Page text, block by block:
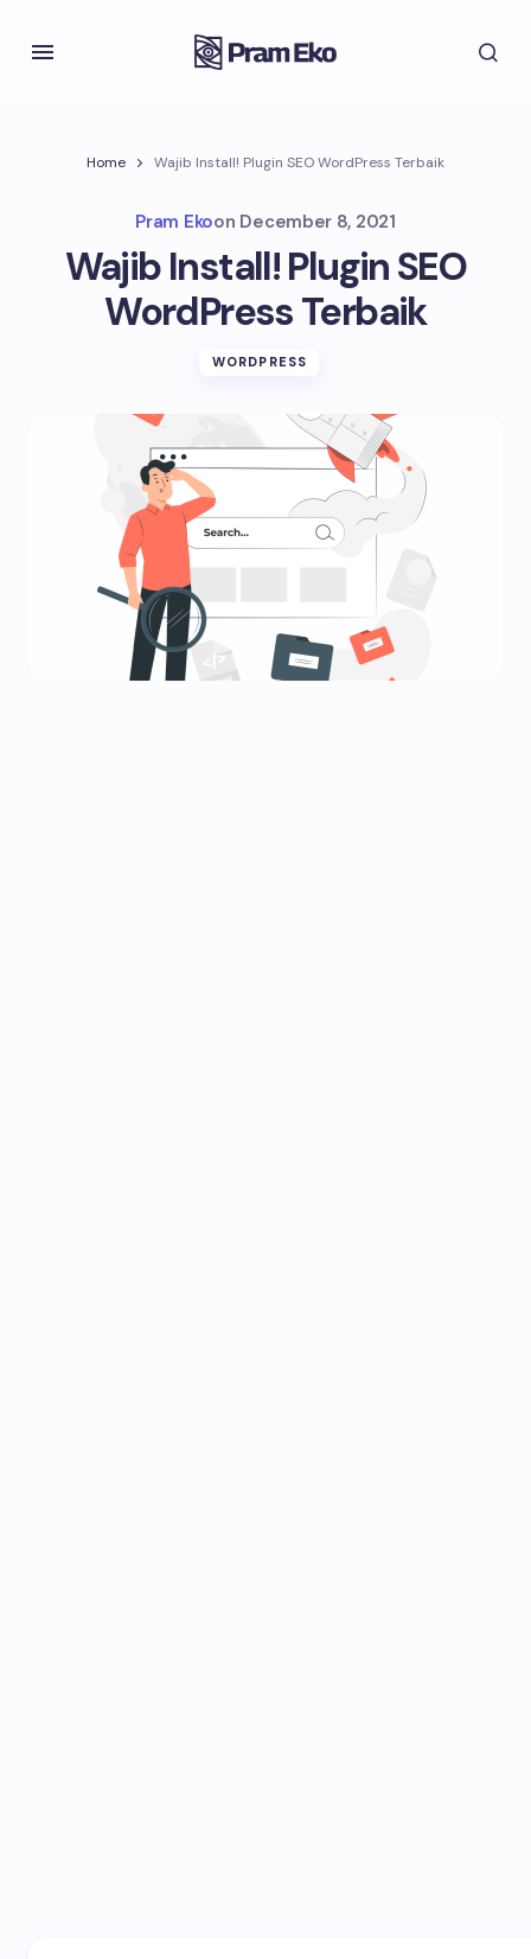
Home Wajib Install! Plugin SEO WordPress Terbaik
Pram Ekoon December 8, 2021
Wajib Install! Plugin SEO
WordPress Terbaik
WORDPRESS